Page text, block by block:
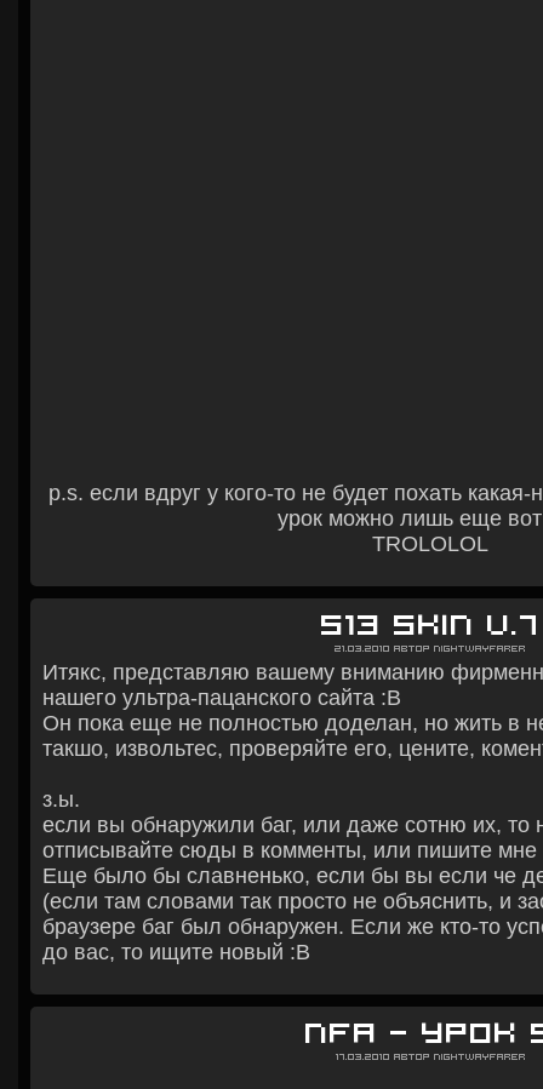
p.s. если вдруг у кого-то не будет похать
урок можно лишь еще вот
TROLOLOL
S13 skin V.7
21.03.2010 Автор Nightwayfarer
Итякс, представляю вашему вниманию
нашего ультра-пацанского сайта :В
Он пока еще не полностью доделан, но жить в
такшо, извольтес, проверяйте его, цените,
з.ы.
если вы обнаружили баг, или даже сотню их, то
отписывайте сюды в комменты, или пишите мне
Еще было бы славненько, если бы вы если че
(если там словами так просто не объяснить, и
браузере баг был обнаружен. Если же кто-то
до вас, то ищите новый :В
NFA — Урок
17.03.2010 Автор Nightwayfarer